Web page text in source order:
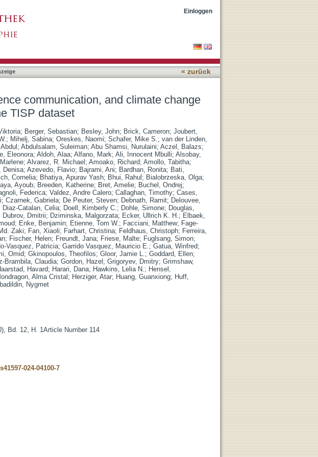
change attitudes in 68 countries - the
Einloggen
« zurück
communication, and climate change
TISP dataset
; Berger, Sebastian; Besley, John; Brick, Cameron; Joubert,
; Mihelj, Sabina; Oreskes, Naomi; Schafer, Mike S.; van der Linden,
; Abdulsalam, Suleiman; Abu Shamsi, Nurulaini; Aczel, Balazs;
Eleonora; Aldoh, Alaa; Alfano, Mark; Ali, Innocent Mbulli; Alsobay,
; Alvarez, R. Michael ; Amoako, Richard; Amollo, Tabitha;
Denisa; Azevedo, Flavio; Bajrami, Ani; Bardhan, Ronita; Bati,
Cornelia; Bhatiya, Apurav Yash; Bhui, Rahul ; Bialobrzeska, Olga;
Ayoub; Breeden, Katherine; Bret, Amelie; Buchel, Ondrej;
Federica; Valdez, Andre Calero; Callaghan, Timothy; Cases,
; Czarnek, Gabriela; De Peuter, Steven; Debnath, Ramit; Delouvee,
Diaz-Catalan, Celia; Doell, Kimberly C.; Dohle, Simone; Douglas,
Dubrov, Dmitrii; Dziminska, Malgorzata; Ecker, Ullrich K. H.; Elbaek,
; Enke, Benjamin; Etienne, Tom W.; Facciani, Matthew; Fage-
Zaki; Fan, Xiaoli; Farhart, Christina; Feldhaus, Christoph; Ferreira,
; Fischer, Helen; Freundt, Jana; Friese, Malte; Fuglsang, Simon;
Vasquez, Patricia; Garrido Vasquez, Mauricio E.; Gatua, Winfred;
Omid; Gkinopoulos, Theofilos; Gloor, Jamie L.; Goddard, Ellen;
Brambila, Claudia; Gordon, Hazel ; Grigoryev, Dmitry; Grimshaw,
Havard; Harari, Dana; Hawkins, Lelia N.; Hensel,
Alma Cristal ; Herziger, Atar; Huang, Guanxiong; Huff,
Ibadildin, Nygmet
Bd. 12, H. 1Article Number 114
024-04100-7